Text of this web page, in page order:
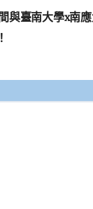
與臺南大學x南